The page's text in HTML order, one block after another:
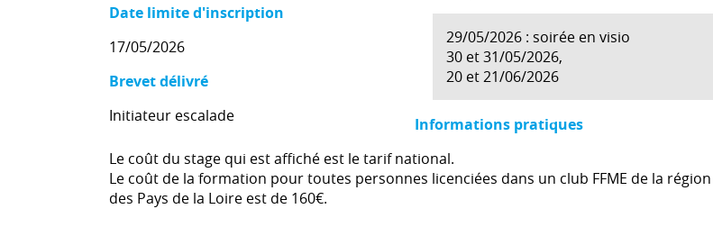
Date limite d'inscription
17/05/2026
Brevet délivré
Initiateur escalade
29/05/2026 : soirée en visio
30 et 31/05/2026,
20 et 21/06/2026
Informations pratiques
Le coût du stage qui est affiché est le tarif national.
Le coût de la formation pour toutes personnes licenciées dans un club FFME de la région
des Pays de la Loire est de 160€.